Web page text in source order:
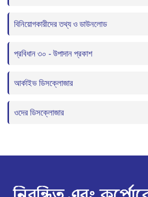
বিনিয়োগকারীদের তথ্য ও ডাউনলোড
প্রবিধান ৩০ - উপাদান প্রকাশ
আর্কাইভ ডিসক্লোজার
ওদের ডিসক্লোজার